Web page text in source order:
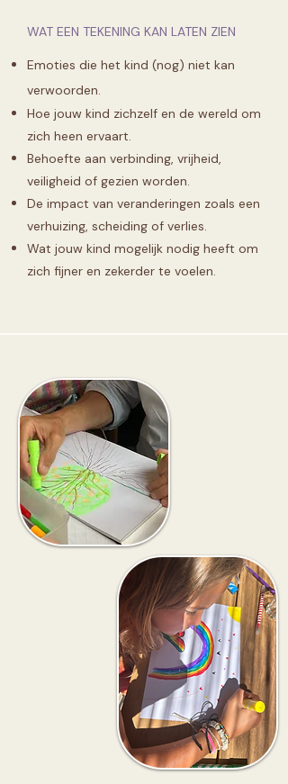
WAT EEN TEKENING KAN LATEN ZIEN
Emoties die het kind (nog) niet kan
verwoorden.
Hoe jouw kind zichzelf en de wereld om
zich heen ervaart.
Behoefte aan verbinding, vrijheid,
veiligheid of gezien worden.
De impact van veranderingen zoals een
verhuizing, scheiding of verlies.
Wat jouw kind mogelijk nodig heeft om
zich fijner en zekerder te voelen.